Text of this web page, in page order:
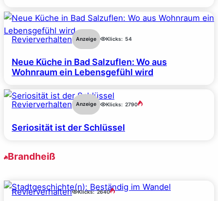
Revierverhalten Anzeige Klicks: 54
Neue Küche in Bad Salzuflen: Wo aus
Wohnraum ein Lebensgefühl wird
Revierverhalten Anzeige Klicks: 2790
Seriosität ist der Schlüssel
Brandheiß
Revierverhalten Klicks: 2640